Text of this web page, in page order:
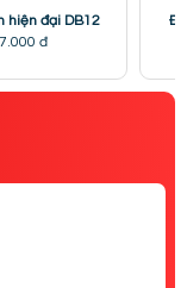
hiện đại DB12
đ